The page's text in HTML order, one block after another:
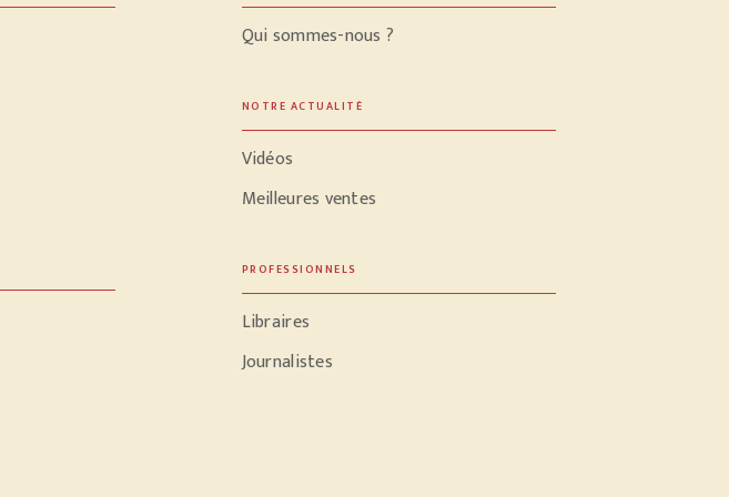
Qui sommes-nous ?
NOTRE ACTUALITÉ
Vidéos
Meilleures ventes
PROFESSIONNELS
Libraires
Journalistes